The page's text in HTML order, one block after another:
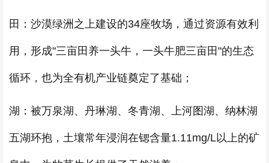
田：沙漠绿洲之上建设的34座牧场，通过资源有效利
用，形成"三亩田养一头牛，一头牛肥三亩田"的生态
循环，也为全有机产业链奠定了基础；
湖：被万泉湖、丹琳湖、冬青湖、上河图湖、纳林湖
五湖环抱，土壤常年浸润在锶含量1.11mg/L以上的矿